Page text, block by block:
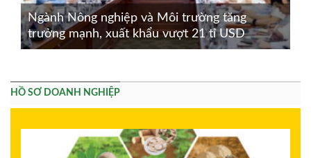
Ngành Nông nghiệp và Môi trường tăng
trưởng mạnh, xuất khẩu vượt 21 tỉ USD
HỒ SƠ DOANH NGHIỆP